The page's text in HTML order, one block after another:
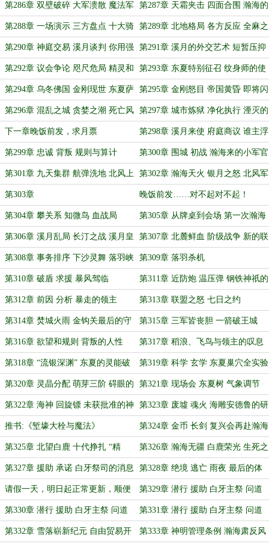
第286章 双壁破碎 大军溃散 魔法军
团的投降
第287章 天霜夹击 四面合围 瀚海的
弹幕风暴
第288章 一场演示 三方盘点 十大骑
士的结局
第289章 北地格局 各方反应 全麻之
月
第290章 神庭交易 溪月谈判 你用强
啊！
第291章 溪月的外交艺术 短暂压抑
的风暴
第292章 议会争论 咫尺危局 精灵和
溪月的博弈
第293章 东夏特别征召 纹身师的使
命
第294章 乌冬佛国 金刚现世 东夏萨
满初试
第295章 金刚怒目 帝国黄昏 即将闪
亮的城市
第296章 混乱之城 贪婪之潮 死亡风
暴的降临
第297章 城市炼狱 净化执行 湮灭的
镇魂高塔
下一章晚饭前发，求月票 第298章 溪月来使 府庭商议 谁主浮
沉
第299章 忠诚 背叛 规则与算计 第300章 围城 初战 瀚海来的小军官
第301章 九天集群 航弹洗地 北风上
空的天火
第302章 瀚海天火 银月之怒 北风军
团的陨落
第303章 晚饭前发……对不起对不起！
第304章 攀关系 知微鸟 血战局 第305章 从牌桌到会场 第一次瀚海
会议
第306章 溪月乱局 长汀之战 溪月皇
庭的最后一搏
第307章 北麓鲜血 阶级战争 新的联
盟
第308章 事务排序 下沙灵舞 落羽峡
谷的微风
第309章 落羽杀机
第310章 破盾 求援 暴风驾临 第311章 近防炮 温压弹 钢铁神祇的
咆哮
第312章 前因 分析 暴走的领主 第313章 联盟之怒 七日之约
第314章 焚城火雨 金钩关最后的守
望
第315章 三军皆丧胆 一箭破王城
第316章 欲望和规则 背叛的人性 第317章 稻浪、飞鸟与领主的叹息
第318章 “流银深渊” 东夏的灵能破
局
第319章 科学 玄学 东夏巢穴全实验
记录
第320章 灵晶分配 萌芽三阶 碍眼的
东夏地图
第321章 现场会 东夏树 气象调节
生命共鸣
第322章 海神 回旋镖 未获批准的神
罚
第323章 废墟 魂火 海雕安德鲁的研
究成果
推书:《堑壕大栓与魔法》 第324章 金币 长剑 复兴会再赴瀚海
领
第325章 北望白鹿 十代挣扎 “精
观”上的繁花
第326章 瀚海无疆 白鹿荣光 生死之
地
第327章 援助 承诺 白牙祭司的消息 第328章 绝境 逃亡 雨夜 最后的体
面
请假一天，明日起正常更新，顺便
求个月票
第329章 潜行 援助 白牙主祭 问道
神明（一）
第330章 潜行 援助 白牙主祭 问道
神明（二）
第331章 潜行 援助 白牙主祭 问道
神明（三）加更一
第332章 雪落崭新纪元 自由贸易开 第333章 神明管理条例 瀚海肃反风